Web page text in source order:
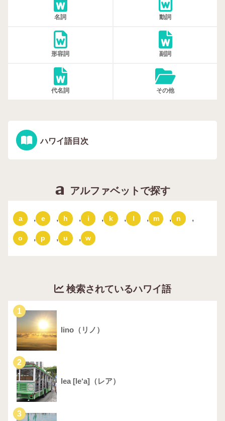
名詞 動詞
形容詞 副詞
代名詞 その他
ハワイ語目次
アルファベットで探す
a , e , h , i , k , l , m , n ,
o , p , u , w
検索されているハワイ語
1
lino（リノ）
2
lea [le‘a]（レア）
3